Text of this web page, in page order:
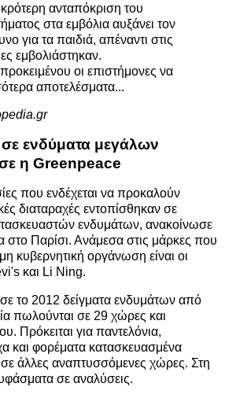
ανταπόκριση του
στα εμβόλια αυξάνει τον
για τα παιδιά, απέναντι στις
εμβολιάστηκαν.
οι επιστήμονες να
αποτελέσματα...
σε ενδύματα μεγάλων
η Greenpeace
που ενδέχεται να προκαλούν
διαταραχές εντοπίσθηκαν σε
ενδυμάτων, ανακοίνωσε
Παρίσι. Ανάμεσα στις μάρκες που
κυβερνητική οργάνωση είναι οι
και Li Ning.
το 2012 δείγματα ενδυμάτων από
πωλούνται σε 29 χώρες και
Πρόκειται για παντελόνια,
και φορέματα κατασκευασμένα
άλλες αναπτυσσόμενες χώρες. Στη
σε αναλύσεις.